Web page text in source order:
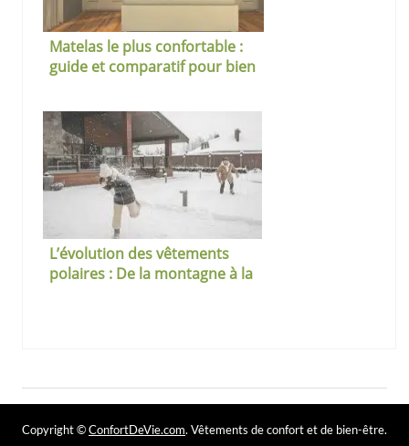
Matelas le plus confortable :
guide et comparatif pour bien
L’évolution des vêtements
polaires : De la montagne à la
Copyright ©ConfortDeVie.com. Vêtements de confort et de bien-être.